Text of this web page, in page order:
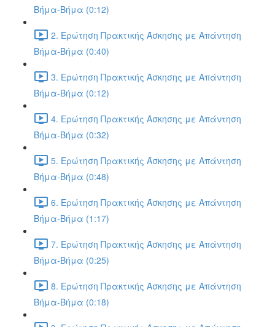
Βήμα-Βήμα (0:12)
2. Ερώτηση Πρακτικής Άσκησης με Απάντηση
Βήμα-Βήμα (0:40)
3. Ερώτηση Πρακτικής Άσκησης με Απάντηση
Βήμα-Βήμα (0:12)
4. Ερώτηση Πρακτικής Άσκησης με Απάντηση
Βήμα-Βήμα (0:32)
5. Ερώτηση Πρακτικής Άσκησης με Απάντηση
Βήμα-Βήμα (0:48)
6. Ερώτηση Πρακτικής Άσκησης με Απάντηση
Βήμα-Βήμα (1:17)
7. Ερώτηση Πρακτικής Άσκησης με Απάντηση
Βήμα-Βήμα (0:25)
8. Ερώτηση Πρακτικής Άσκησης με Απάντηση
Βήμα-Βήμα (0:18)